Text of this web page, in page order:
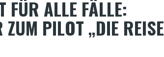
FÜR ALLE FÄLLE:
PILOT „DIE REISE